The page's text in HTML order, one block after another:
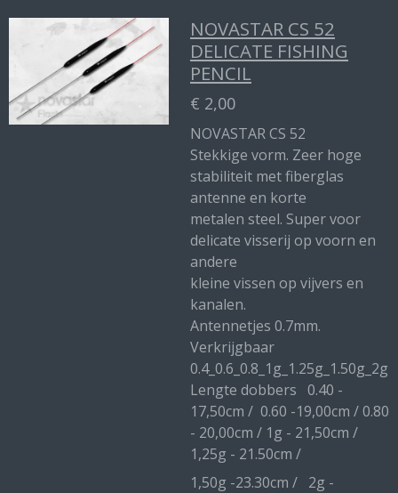
NOVASTAR CS 52
DELICATE FISHING
PENCIL
€ 2,00
NOVASTAR CS 52
Stekkige vorm. Zeer hoge
stabiliteit met fiberglas
antenne en korte
metalen steel. Super voor
delicate visserij op voorn en
andere
kleine vissen op vijvers en
kanalen.
Antennetjes 0.7mm.
Verkrijgbaar
0.4_0.6_0.8_1g_1.25g_1.50g_2g
Lengte dobbers 0.40 -
17,50cm / 0.60 -19,00cm / 0.80
- 20,00cm / 1g - 21,50cm /
1,25g - 21.50cm /
1,50g -23.30cm / 2g -